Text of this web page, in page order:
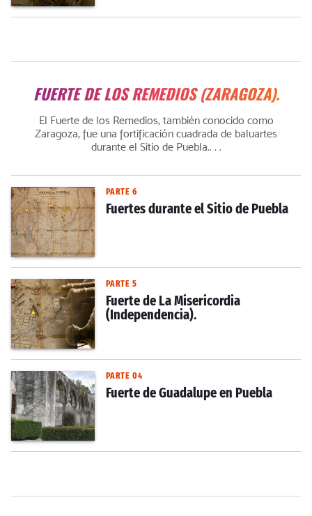
FUERTE DE LOS REMEDIOS (ZARAGOZA).
El Fuerte de los Remedios, también conocido como
Zaragoza, fue una fortificación cuadrada de baluartes
durante el Sitio de Puebla.. . .
PARTE 6
Fuertes durante el Sitio de Puebla
PARTE 5
Fuerte de La Misericordia
(Independencia).
PARTE 04
Fuerte de Guadalupe en Puebla